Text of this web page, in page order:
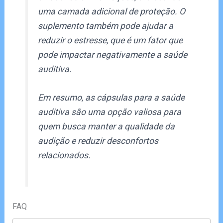
uma camada adicional de proteção. O
suplemento também pode ajudar a
reduzir o estresse, que é um fator que
pode impactar negativamente a saúde
auditiva.
Em resumo, as cápsulas para a saúde
auditiva são uma opção valiosa para
quem busca manter a qualidade da
audição e reduzir desconfortos
relacionados.
FAQ